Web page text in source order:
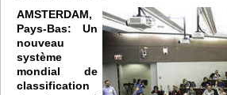
AMSTERDAM,
Pays-Bas: Un
nouveau
système
mondial de
classification